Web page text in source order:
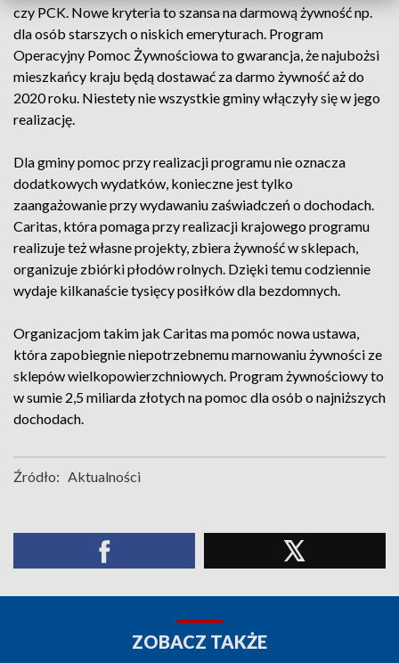
czy PCK. Nowe kryteria to szansa na darmową żywność np.
dla osób starszych o niskich emeryturach. Program
Operacyjny Pomoc Żywnościowa to gwarancja, że najubożsi
mieszkańcy kraju będą dostawać za darmo żywność aż do
2020 roku. Niestety nie wszystkie gminy włączyły się w jego
realizację.
Dla gminy pomoc przy realizacji programu nie oznacza
dodatkowych wydatków, konieczne jest tylko
zaangażowanie przy wydawaniu zaświadczeń o dochodach.
Caritas, która pomaga przy realizacji krajowego programu
realizuje też własne projekty, zbiera żywność w sklepach,
organizuje zbiórki płodów rolnych. Dzięki temu codziennie
wydaje kilkanaście tysięcy posiłków dla bezdomnych.
Organizacjom takim jak Caritas ma pomóc nowa ustawa,
która zapobiegnie niepotrzebnemu marnowaniu żywności ze
sklepów wielkopowierzchniowych. Program żywnościowy to
w sumie 2,5 miliarda złotych na pomoc dla osób o najniższych
dochodach.
Źródło: Aktualności
ZOBACZ TAKŻE